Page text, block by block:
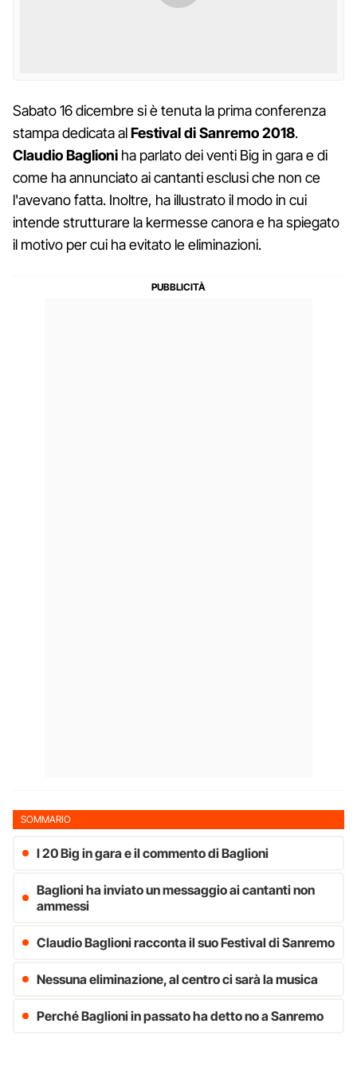
Sabato 16 dicembre si è tenuta la prima conferenza
stampa dedicata alFestival di Sanremo 2018.
Claudio Baglioni ha parlato dei venti Big in gara e di
come ha annunciato ai cantanti esclusi che non ce
l'avevano fatta. Inoltre, ha illustrato il modo in cui
intende strutturare la kermesse canora e ha spiegato
il motivo per cui ha evitato le eliminazioni.
SOMMARIO
I 20 Big in gara e il commento di Baglioni
Baglioni ha inviato un messaggio ai cantanti non
ammessi
Claudio Baglioni racconta il suo Festival di Sanremo
Nessuna eliminazione, al centro ci sarà la musica
Perché Baglioni in passato ha detto no a Sanremo